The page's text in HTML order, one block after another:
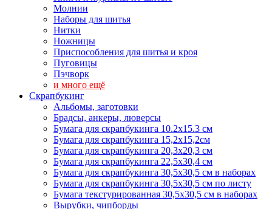
Молнии
Наборы для шитья
Нитки
Ножницы
Приспособления для шитья и кроя
Пуговицы
Пэчворк
и много ещё
Скрапбукинг
Альбомы, заготовки
Брадсы, анкеры, люверсы
Бумага для скрапбукинга 10.2х15.3 см
Бумага для скрапбукинга 15,2х15,2см
Бумага для скрапбукинга 20,3х20,3 см
Бумага для скрапбукинга 22,5х30,4 см
Бумага для скрапбукинга 30,5х30,5 см в наборах
Бумага для скрапбукинга 30,5х30,5 см по листу
Бумага текстурированная 30,5х30,5 см в наборах
Вырубки, чипборды